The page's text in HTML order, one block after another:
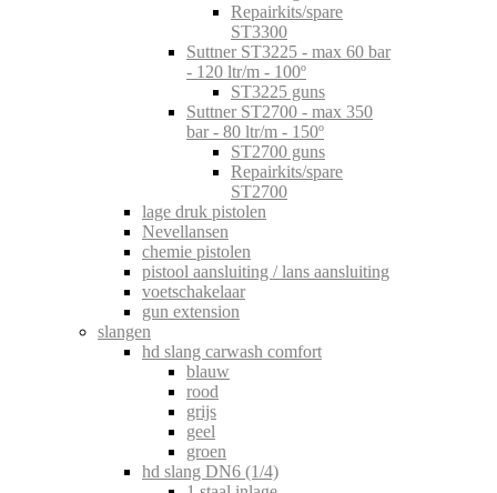
Repairkits/spare
ST3300
Suttner ST3225 - max 60 bar
- 120 ltr/m - 100º
ST3225 guns
Suttner ST2700 - max 350
bar - 80 ltr/m - 150º
ST2700 guns
Repairkits/spare
ST2700
lage druk pistolen
Nevellansen
chemie pistolen
pistool aansluiting / lans aansluiting
voetschakelaar
gun extension
slangen
hd slang carwash comfort
blauw
rood
grijs
geel
groen
hd slang DN6 (1/4)